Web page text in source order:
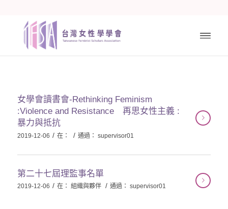
女學會讀書會-Rethinking Feminism
:Violence and Resistance 再思女性主義 :
暴力與抵抗
2019-12-06 / 在： / 通過： supervisor01
第二十七屆理監事名單
2019-12-06 / 在： 組織與夥伴 / 通過： supervisor01